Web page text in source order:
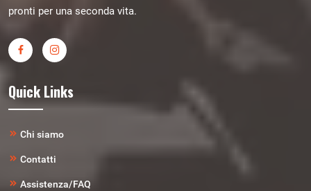
pronti per una seconda vita.
Quick Links
Chi siamo
Contatti
Assistenza/FAQ